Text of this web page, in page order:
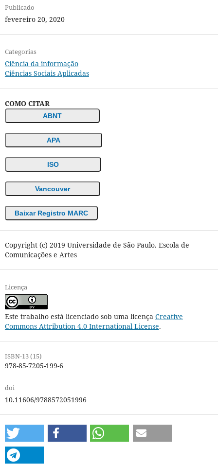
Publicado
fevereiro 20, 2020
Categorias
Ciência da informação
Ciências Sociais Aplicadas
COMO CITAR
ABNT
APA
ISO
Vancouver
Baixar Registro MARC
Copyright (c) 2019 Universidade de São Paulo. Escola de
Comunicações e Artes
Licença
Este trabalho está licenciado sob uma licença Creative
Commons Attribution 4.0 International License.
ISBN-13 (15)
978-85-7205-199-6
doi
10.11606/9788572051996